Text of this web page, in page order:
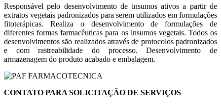
Responsável pelo desenvolvimento de insumos ativos a partir de
extratos vegetais padronizados para serem utilizados em formulações
fitoterápicas. Realiza o desenvolvimento de formulações de
diferentes formas farmacêuticas para os insumos vegetais. Todos os
desenvolvimentos são realizados através de protocolos padronizados
e com rastreabilidade do processo. Desenvolvimento de
armazenagem do produto acabado e embalagem.
CONTATO PARA SOLICITAÇÃO DE SERVIÇOS